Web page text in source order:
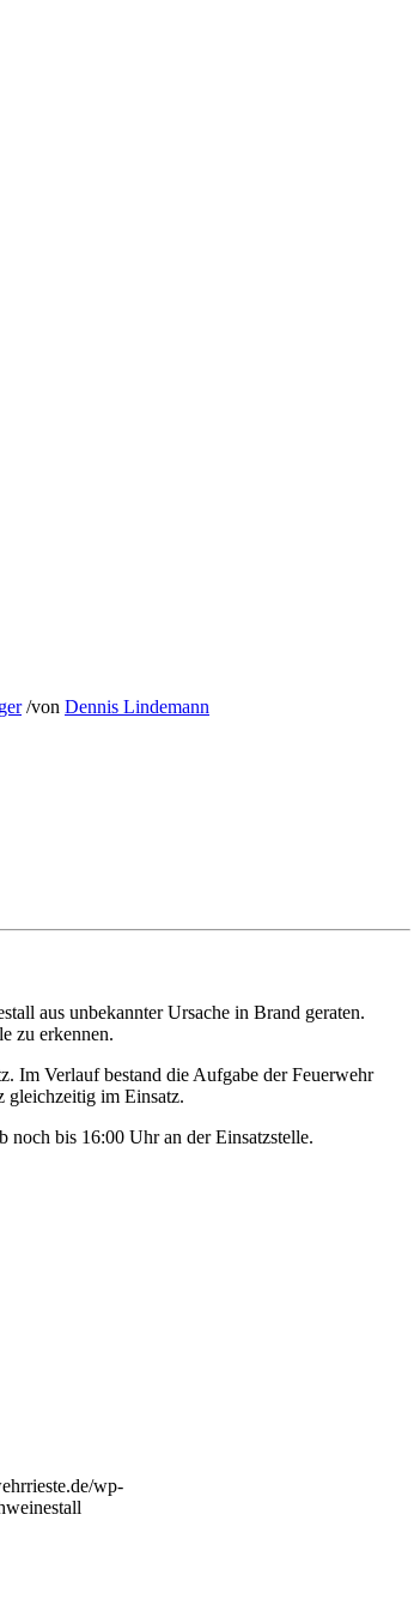
/von Dennis Lindemann
aus unbekannter Ursache in Brand geraten.
zu erkennen.
Im Verlauf bestand die Aufgabe der Feuerwehr
gleichzeitig im Einsatz.
noch bis 16:00 Uhr an der Einsatzstelle.
wp-